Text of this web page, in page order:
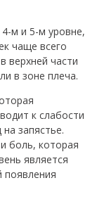
м и 5-м уровне,
чаще всего
верхней части
в зоне плеча.
к слабости
запястье.
боль, которая
является
появления